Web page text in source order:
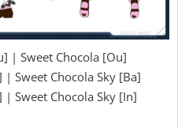
| Sweet Chocola [Ou]
| Sweet Chocola Sky [Ba]
| Sweet Chocola Sky [In]